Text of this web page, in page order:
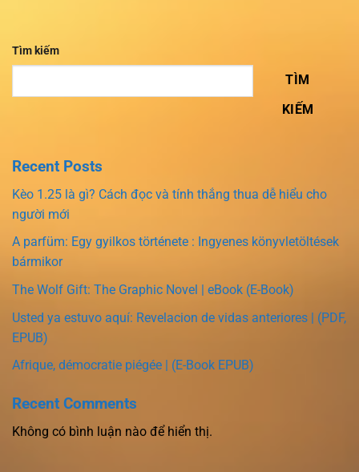
Tìm kiếm
TÌM
KIẾM
Recent Posts
Kèo 1.25 là gì? Cách đọc và tính thắng thua dễ hiểu cho
người mới
A parfüm: Egy gyilkos története : Ingyenes könyvletöltések
bármikor
The Wolf Gift: The Graphic Novel | eBook (E-Book)
Usted ya estuvo aquí: Revelacion de vidas anteriores | (PDF,
EPUB)
Afrique, démocratie piégée | (E-Book EPUB)
Recent Comments
Không có bình luận nào để hiển thị.